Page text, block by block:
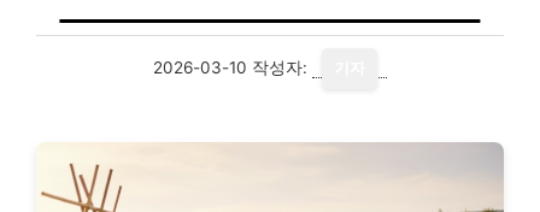
2026-03-10 작성자: